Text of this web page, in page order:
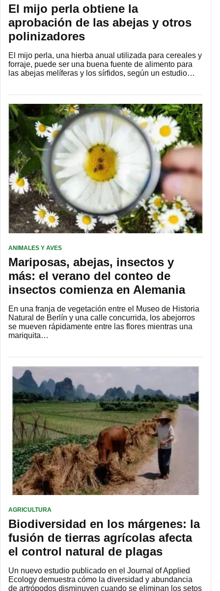
El mijo perla obtiene la
aprobación de las abejas y otros
polinizadores
El mijo perla, una hierba anual utilizada para cereales y
forraje, puede ser una buena fuente de alimento para
las abejas melíferas y los sírfidos, según un estudio…
ANIMALES Y AVES
Mariposas, abejas, insectos y
más: el verano del conteo de
insectos comienza en Alemania
En una franja de vegetación entre el Museo de Historia
Natural de Berlín y una calle concurrida, los abejorros
se mueven rápidamente entre las flores mientras una
mariquita…
AGRICULTURA
Biodiversidad en los márgenes: la
fusión de tierras agrícolas afecta
el control natural de plagas
Un nuevo estudio publicado en el Journal of Applied
Ecology demuestra cómo la diversidad y abundancia
de artrópodos disminuyen cuando se eliminan los setos